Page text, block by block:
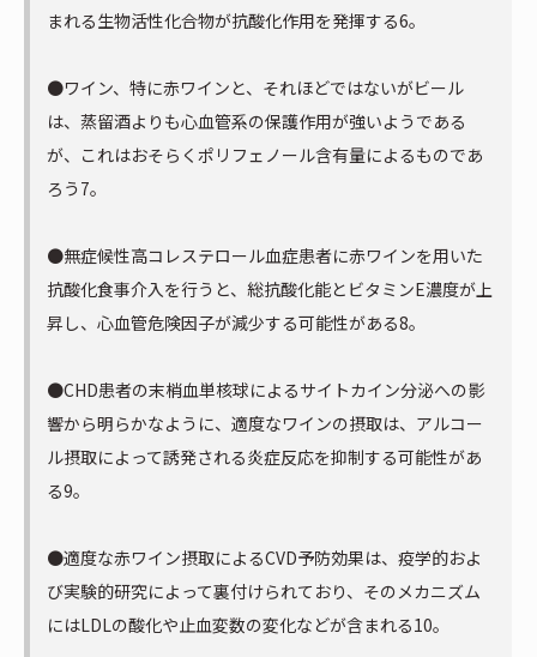
まれる生物活性化合物が抗酸化作用を発揮する6。
●ワイン、特に赤ワインと、それほどではないがビール
は、蒸留酒よりも心血管系の保護作用が強いようである
が、これはおそらくポリフェノール含有量によるものであ
ろう7。
●無症候性高コレステロール血症患者に赤ワインを用いた
抗酸化食事介入を行うと、総抗酸化能とビタミンE濃度が上
昇し、心血管危険因子が減少する可能性がある8。
●CHD患者の末梢血単核球によるサイトカイン分泌への影
響から明らかなように、適度なワインの摂取は、アルコー
ル摂取によって誘発される炎症反応を抑制する可能性があ
る9。
●適度な赤ワイン摂取によるCVD予防効果は、疫学的およ
び実験的研究によって裏付けられており、そのメカニズム
にはLDLの酸化や止血変数の変化などが含まれる10。